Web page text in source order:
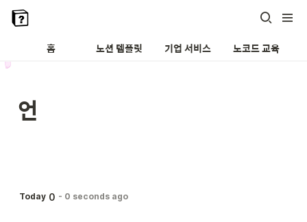
홈 노션 템플릿 기업 서비스 노코드 교육
언
Today 0 - 0 seconds ago